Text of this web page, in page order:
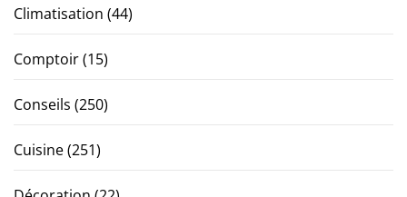
Climatisation (44)
Comptoir(15)
Conseils (250)
Cuisine(251)